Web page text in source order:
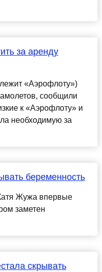
за аренду
«Аэрофлоту»)
сообщили
к «Аэрофлоту» и
необходимую за
беременность
Жужа впервые
заметен
скрывать